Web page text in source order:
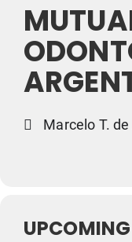
Marcelo T.